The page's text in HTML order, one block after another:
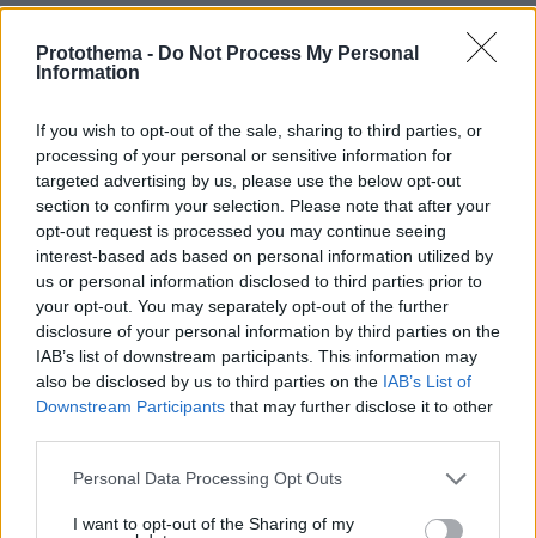
Protothema - Do Not Process My Personal
Information
If you wish to opt-out of the sale, sharing to third parties, or
processing of your personal or sensitive information for
targeted advertising by us, please use the below opt-out
section to confirm your selection. Please note that after your
opt-out request is processed you may continue seeing
interest-based ads based on personal information utilized by
us or personal information disclosed to third parties prior to
your opt-out. You may separately opt-out of the further
disclosure of your personal information by third parties on the
IAB’s list of downstream participants. This information may
also be disclosed by us to third parties on the IAB’s List of
Downstream Participants that may further disclose it to other
Please note that this website/app uses one or more Google
not limited to your visit or usage behaviour. You may click to
Personal Data Processing Opt Outs
I want to opt-out of the Sharing of my
3 ταξιδιωτικές συνήθειες της Gen Z που θα
διαμορφώσουν νέες τάσεις στον τουρισμό
ΔΕΙΤΕ ΟΛΕΣ ΤΙΣ ΕΙΔΗΣΕΙΣ
ΤΑ ΠΙΟ ΔΗΜΟΦΙΛΗ